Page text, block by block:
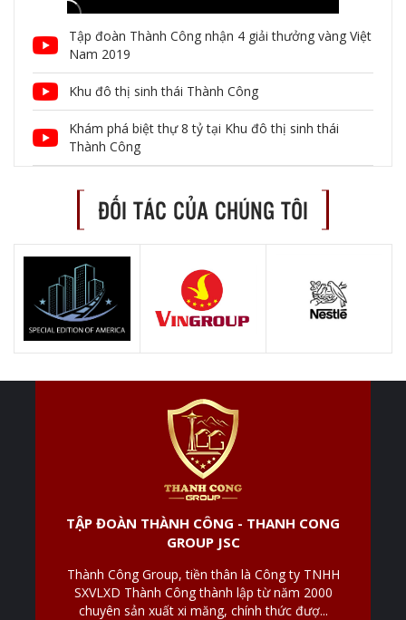
Tập đoàn Thành Công nhận 4 giải thưởng vàng Việt
Nam 2019
Khu đô thị sinh thái Thành Công
Khám phá biệt thự 8 tỷ tại Khu đô thị sinh thái
Thành Công
ĐỐI TÁC CỦA CHÚNG TÔI
TẬP ĐOÀN THÀNH CÔNG - THANH CONG
GROUP JSC
Thành Công Group, tiền thân là Công ty TNHH
SXVLXD Thành Công thành lập từ năm 2000
chuyên sản xuất xi măng, chính thức đượ...